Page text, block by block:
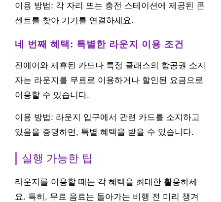
이용 방법: 각 자리 또는 충전 스테이션에 제공된 콘
센트를 찾아 기기를 연결하세요.
네 번째 혜택: 특별한 라운지 이용 조건
진에어와 제휴된 카드나 특정 클래스의 항공권 소지
자는 라운지를 무료로 이용하거나 할인된 요금으로
이용할 수 있습니다.
이용 방법: 라운지 입구에서 관련 카드를 소지하고
있음을 증명하면, 특별 혜택을 받을 수 있습니다.
실행 가능한 팁
라운지를 이용할 때는 각 혜택을 최대한 활용하세
요. 특히, 무료 음료는 돌아가는 비행 전 미리 챙겨